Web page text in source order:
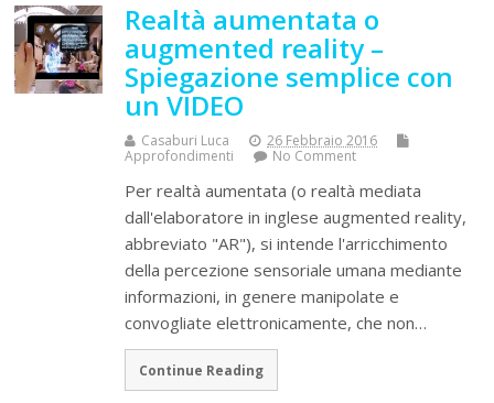
Realtà aumentata o
augmented reality –
Spiegazione semplice con
un VIDEO
Casaburi Luca
26 Febbraio 2016
Approfondimenti
No Comment
Per realtà aumentata (o realtà mediata
dall'elaboratore in inglese augmented reality,
abbreviato "AR"), si intende l'arricchimento
della percezione sensoriale umana mediante
informazioni, in genere manipolate e
convogliate elettronicamente, che non…
Continue Reading